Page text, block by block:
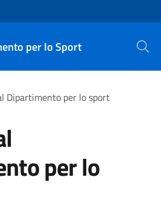
per lo Sport Cerca
Dipartimento per lo sport
per lo